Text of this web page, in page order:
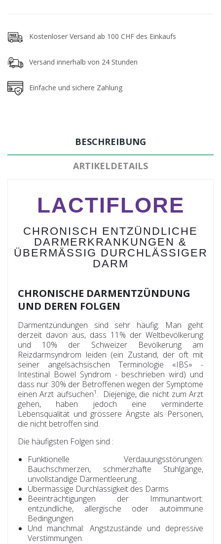
Kostenloser Versand ab 100 CHF des Einkaufs
Versand innerhalb von 24 Stunden
Einfache und sichere Zahlung
BESCHREIBUNG
ARTIKELDETAILS
LACTIFLORE
CHRONISCH ENTZÜNDLICHE
DARMERKRANKUNGEN &
ÜBERMÄSSIG DURCHLÄSSIGER
DARM
CHRONISCHE DARMENTZÜNDUNG
UND DEREN FOLGEN
Darmentzündungen sind sehr häufig: Man geht
derzeit davon aus, dass 11% der Weltbevölkerung
und 10% der Schweizer Bevölkerung am
Reizdarmsyndrom leiden (ein Zustand, der oft mit
seiner angelsächsischen Terminologie «IBS» -
Intestinal Bowel Syndrom - beschrieben wird) und
dass nur 30% der Betroffenen wegen der Symptome
einen Arzt aufsuchen¹. Diejenige, die nicht zum Arzt
gehen, haben jedoch eine verminderte
Lebensqualität und grössere Ängste als Personen,
die nicht betroffen sind.
Die häufigsten Folgen sind :
Funktionelle Verdauungsstörungen:
Bauchschmerzen, schmerzhafte Stuhlgänge,
unvollständige Darmentleerung...
Übermässige Durchlässigkeit des Darms
Beeinträchtigungen der Immunantwort:
entzündliche, allergische oder autoimmune
Bedingungen
Und manchmal: Angstzustände und depressive
Verstimmungen.